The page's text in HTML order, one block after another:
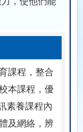
課程，整合
本課程，優
素養課程內
及網絡，辨